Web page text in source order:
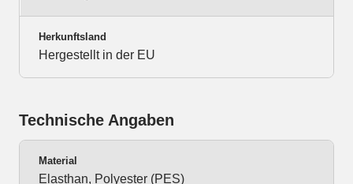
Herkunftsland
Hergestellt in der EU
Technische Angaben
Material
Elasthan, Polyester (PES)